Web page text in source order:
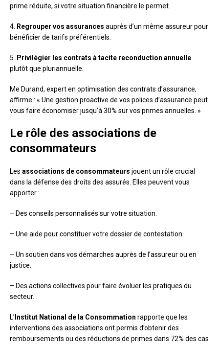
prime réduite, si votre situation financière le permet.
4. Regrouper vos assurances auprès d’un même assureur pour
bénéficier de tarifs préférentiels.
5.
Privilégier les contrats à tacite reconduction annuelle
plutôt que pluriannuelle.
Me Durand, expert en optimisation des contrats d’assurance,
affirme : « Une gestion proactive de vos polices d’assurance peut
vous faire économiser jusqu’à 30% sur vos primes annuelles. »
Le rôle des associations de
consommateurs
Les associations de consommateurs jouent un rôle crucial
dans la défense des droits des assurés. Elles peuvent vous
apporter :
– Des conseils personnalisés sur votre situation.
– Une aide pour constituer votre dossier de contestation.
– Un soutien dans vos démarches auprès de l’assureur ou en
justice.
– Des actions collectives pour faire évoluer les pratiques du
secteur.
L’ Institut National de la Consommation rapporte que les
interventions des associations ont permis d’obtenir des
remboursements ou des réductions de primes dans 72% des cas